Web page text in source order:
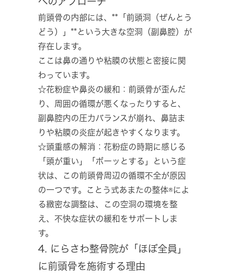
前頭骨の内部には、**「前頭洞（ぜんとう
どう）」**という大きな空洞（副鼻腔）が
存在します。
ここは鼻の通りや粘膜の状態と密接に関
わっています。
☆花粉症や鼻炎の緩和：前頭骨が歪んだ
り、周囲の循環が悪くなったりすると、
副鼻腔内の圧力バランスが崩れ、鼻詰ま
りや粘膜の炎症が起きやすくなります。
☆頭重感の解消：花粉症の時期に感じる
「頭が重い」「ボーッとする」という症
状は、この前頭骨周辺の循環不全が原因
の一つです。ことう式あまたの整体®によ
る緻密な調整は、この空洞の環境を整
え、不快な症状の緩和をサポートしま
す。
4. にらさわ整骨院が「ほぼ全員」
に前頭骨を施術する理由